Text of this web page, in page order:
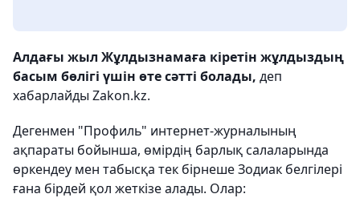
Алдағы жыл Жұлдызнамаға кіретін жұлдыздың
басым бөлігі үшін өте сәтті болады, деп
хабарлайды Zakon.kz.
Дегенмен "Профиль" интернет-журналының
ақпараты бойынша, өмірдің барлық салаларында
өркендеу мен табысқа тек бірнеше Зодиак белгілері
ғана бірдей қол жеткізе алады. Олар: